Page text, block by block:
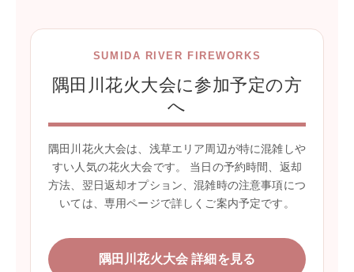
SUMIDA RIVER FIREWORKS
隅田川花火大会に参加予定の方
へ
隅田川花火大会は、浅草エリア周辺が特に混雑しや
すい人気の花火大会です。 当日の予約時間、返却
方法、翌日返却オプション、混雑時の注意事項につ
いては、専用ページで詳しくご案内予定です。
隅田川花火大会 詳細を見る